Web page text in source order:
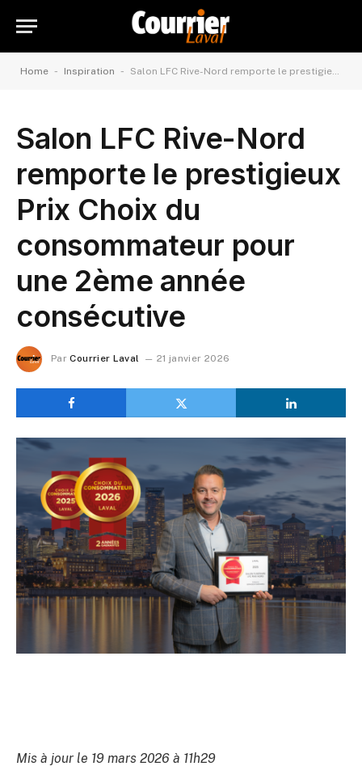
Home - Inspiration - Salon LFC Rive-Nord remporte le prestigieux Prix Choix du consommateur pour une 2ème année consécutive
Salon LFC Rive-Nord
remporte le prestigieux
Prix Choix du
consommateur pour
une 2ème année
consécutive
Par Courrier Laval 21 janvier 2026
Mis à jour le 19 mars 2026 à 11h29